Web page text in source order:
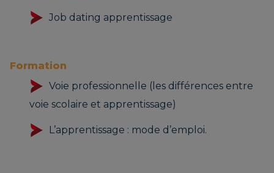
Job dating apprentissage
Formation
Voie professionnelle (les différences entre
voie scolaire et apprentissage)
L’apprentissage : mode d’emploi.